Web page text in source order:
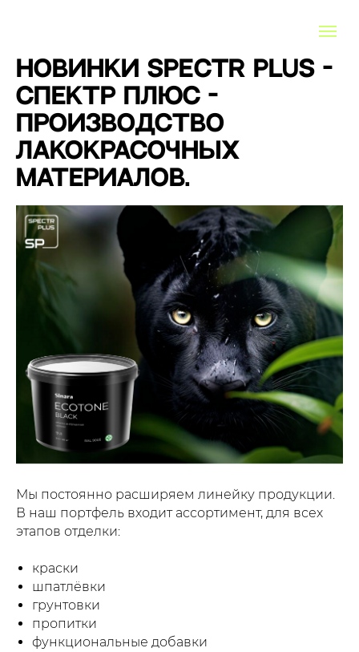
Новинки Spectr Plus -
СПЕКТР ПЛЮС -
Производство
лакокрасочных
материалов.
Мы постоянно расширяем линейку продукции.
В наш портфель входит ассортимент, для всех
этапов отделки:
краски
шпатлёвки
грунтовки
пропитки
функциональные добавки